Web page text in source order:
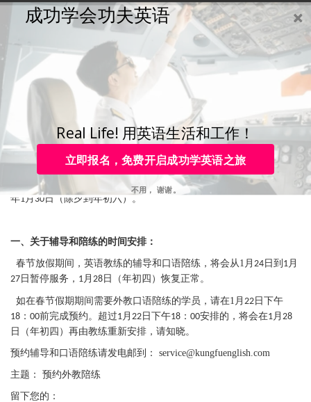
购买
咨询
注册
登录
Toggle
navigation
咨询热线：
4006-979-088 或 +86-755-88820630
各位亲爱的学员，
首先，提前祝大家春节愉快，祝每一位学员新的一年里学会英语，
实现自己的理想！为了配合大家在春节期间的服务需要，现特别将
春节休假时间和服务安排做如下统一通知。
功夫英语服务团队 年春节假期时间为：2020 24日至
年1月 30日（除夕到年初六）。
一、关于辅导和陪练的时间安排：
春节放假期间，英语教练的辅导和口语陪练，将会从1 月 24 日到 1月
27 日暂停服务， 1月 28 日（年初四）恢复正常。
如在春节假期期间需要外教口语陪练的学员，请在1 月 22 日下午
18 ： 00前完成预约。超过1月 22 日下午18 ： 00安排的，将会在1月 28
日（年初四）再由教练重新安排，请知晓。
预约辅导和口语陪练请发电邮到： service@kungfuenglish.com
主题： 预约外教陪练
留下您的：
立即报名，免费开启成功学英语之旅
成功学会功夫英语
Real Life! 用英语生活和工作！
不用， 谢谢。